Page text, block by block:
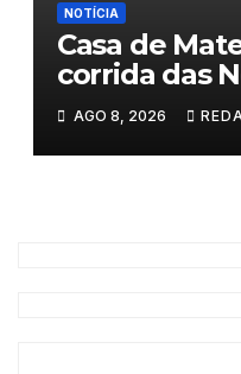
NOTÍCIA
Casa de
corrida das
Maravilhas
AGO 8, 2026